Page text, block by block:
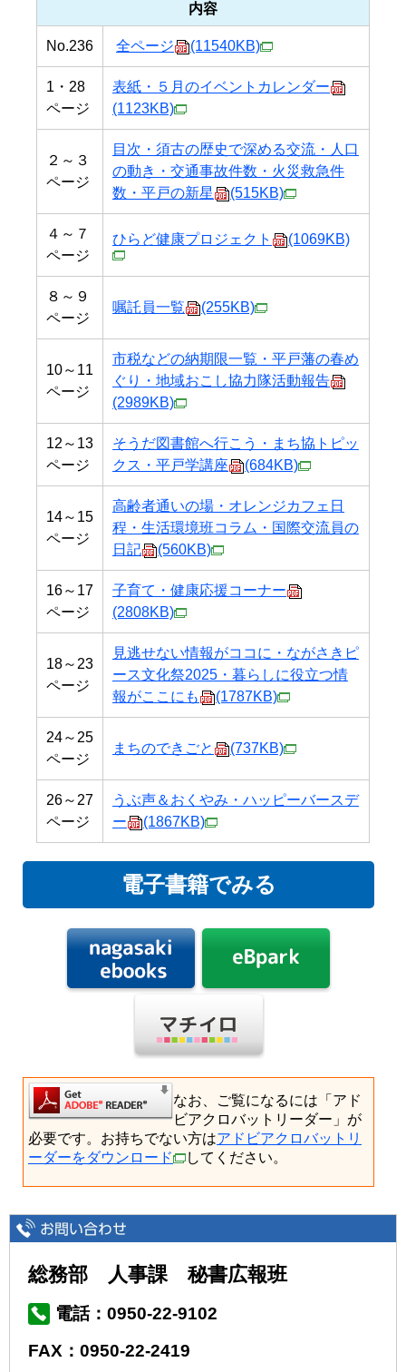
内容
No.236 全ページ (11540KB)
1・28
ページ
表紙・５月のイベントカレンダー
(1123KB)
２～３
ページ
目次・須古の歴史で深める交流・人口
の動き・交通事故件数・火災救急件
数・平戸の新星
(515KB)
４～７
ページ
ひらど健康プロジェクト (1069KB)
８～９
ページ
嘱託員一覧 (255KB)
10～11
ページ
市税などの納期限一覧・平戸藩の春め
ぐり・地域おこし協力隊活動報告
(2989KB)
12～13
ページ
そうだ図書館へ行こう・まち協トピッ
クス・平戸学講座
(684KB)
14～15
ページ
高齢者通いの場・オレンジカフェ日
程・生活環境班コラム・国際交流員の
日記
(560KB)
16～17
ページ
子育て・健康応援コーナー
(2808KB)
18～23
ページ
見逃せない情報がココに・ながさきピ
ース文化祭2025・暮らしに役立つ情
報がここにも
(1787KB)
24～25
ページ
まちのできごと (737KB)
26～27
ページ
うぶ声＆おくやみ・ハッピーバースデ
ー
(1867KB)
電子書籍でみる
なお、ご覧になるには「アド
ビアクロバットリーダー」が
必要です。お持ちでない方はアドビアクロバットリ
ーダーをダウンロード
してください。
総務部 人事課 秘書広報班
電話：0950-22-9102
FAX：0950-22-2419